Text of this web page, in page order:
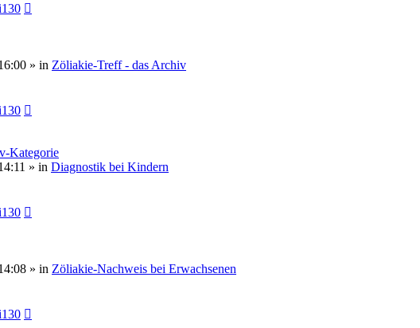
» in Zöliakie-Treff - das Archiv
Kategorie
» in Diagnostik bei Kindern
» in Zöliakie-Nachweis bei Erwachsenen